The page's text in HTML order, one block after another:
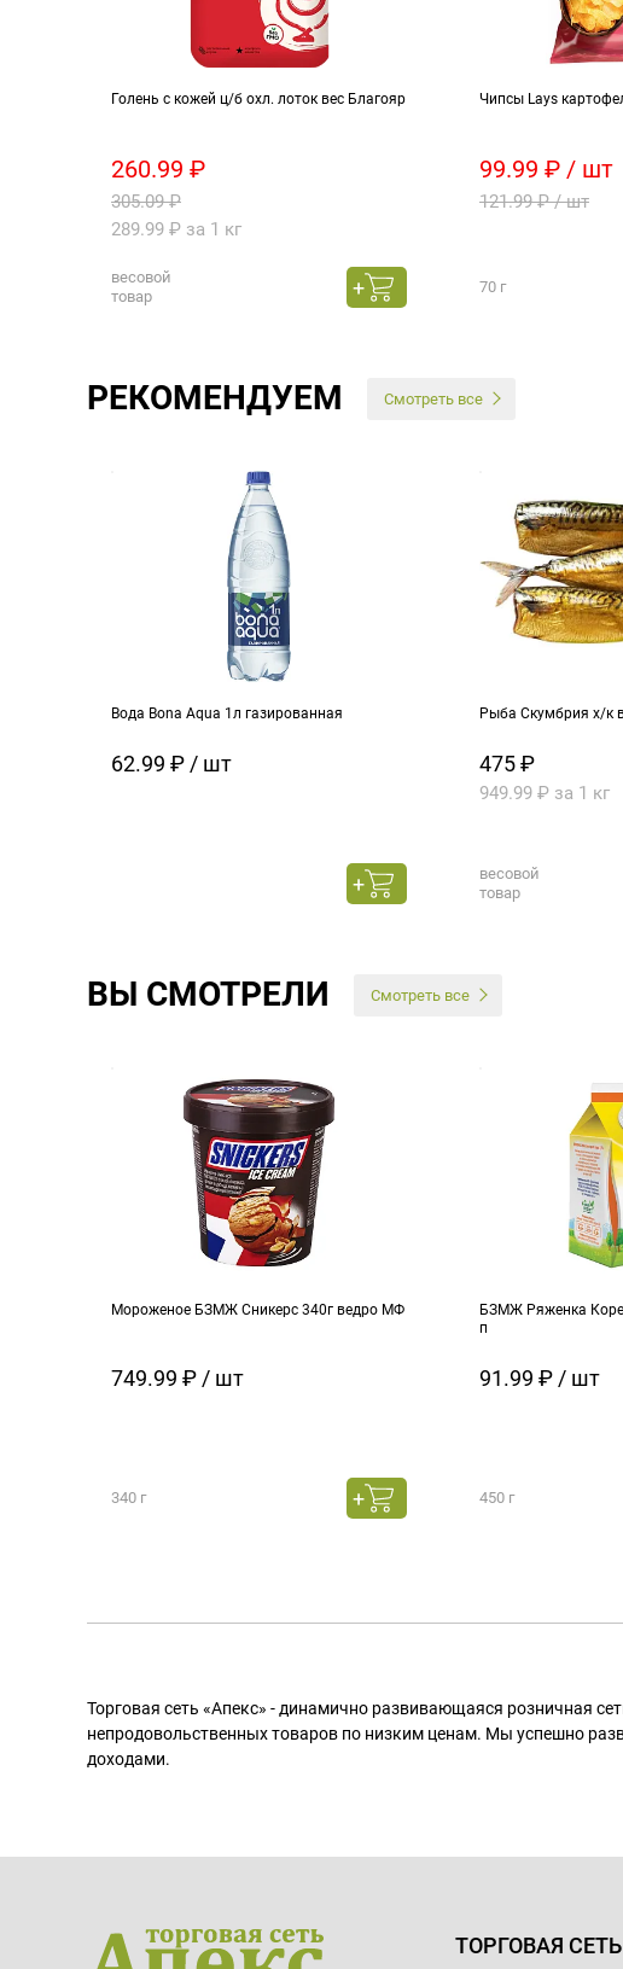
Голень с кожей ц/б охл. лоток вес Благояр
260.99 ₽
305.09 ₽
289.99 ₽ за 1 кг
весовой
товар
Чипсы Lays
99.99 ₽ / шт
121.99 ₽ / шт
70 г
РЕКОМЕНДУЕМ Смотреть все
Вода Bona Aqua 1л газированная
62.99 ₽ / шт
Рыба Скумбрия х/к
475 ₽
949.99 ₽ за 1 кг
весовой
товар
ВЫ СМОТРЕЛИ Смотреть все
Мороженое БЗМЖ Сникерс 340г ведро МФ
749.99 ₽ / шт
340 г
БЗМЖ Ряженка
п
91.99 ₽ / шт
450 г
Торговая сеть «Апекс» - динамично развивающаяся розничная
непродовольственных товаров по низким ценам. Мы успешно
доходами.
ТОРГОВАЯ